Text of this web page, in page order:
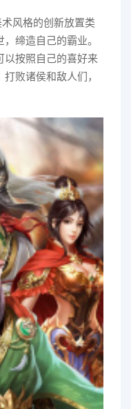
风格的创新放置类
缔造自己的霸业。
以按照自己的喜好来
败诸侯和敌人们，